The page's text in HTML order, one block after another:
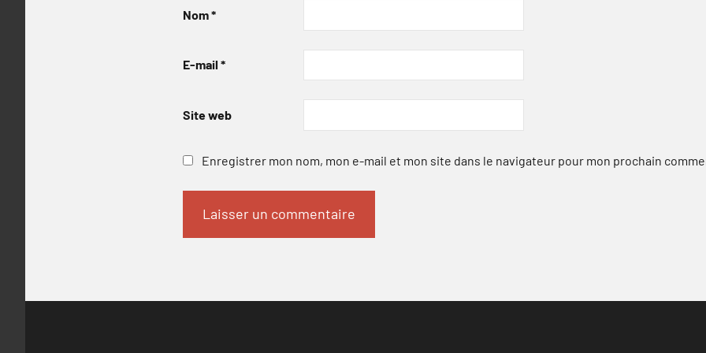
Nom*
E-mail *
Site web
Enregistrer mon nom, mon e-mail et mon site dans le navigateur pour mon prochain